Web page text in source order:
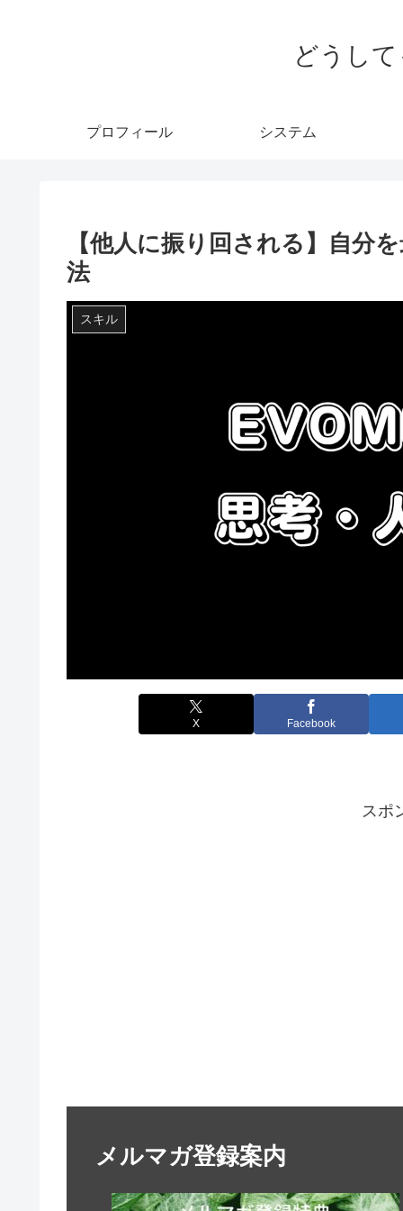
どうし
プロフィール システム
【他人に振り回される】自分
法
スキル
X Facebook
スポ
メルマガ登録案内